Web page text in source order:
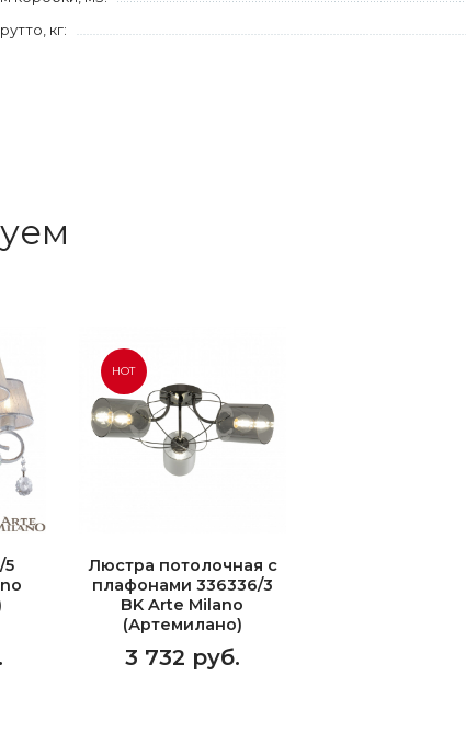
кг:
5
HOT
Люстра потолочная с
плафонами 336336/3
BK Arte Milano
(Артемилано)
3 732 руб.